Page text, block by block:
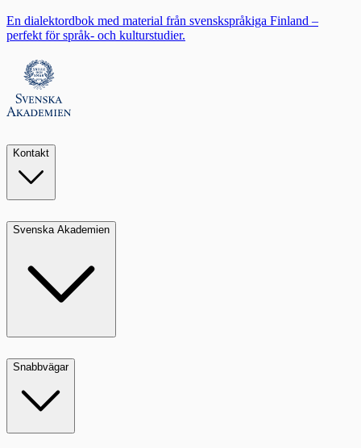
En dialektordbok med material från svenskspråkiga Finland –
perfekt för språk- och kulturstudier.
Kontakt
Svenska Akademien
Snabbvägar